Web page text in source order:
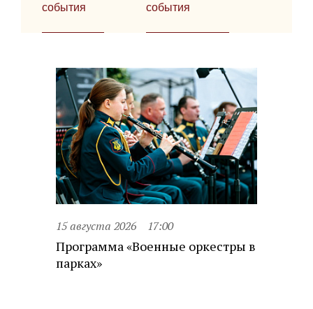
события
события
15 августа 2026 17:00
Программа «Военные оркестры в
парках»